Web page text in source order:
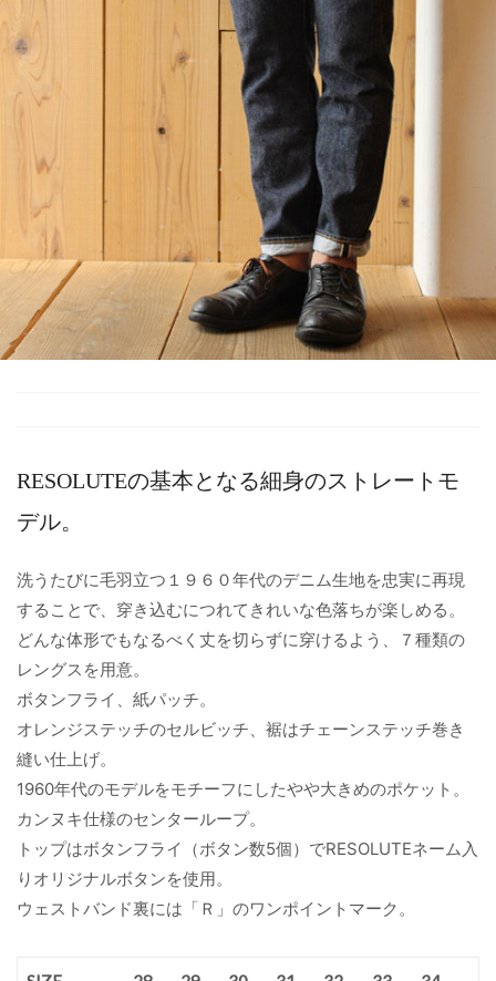
RESOLUTEの基本となる細身のストレートモ
デル。
洗うたびに毛羽立つ１９６０年代のデニム生地を忠実に再現
することで、穿き込むにつれてきれいな色落ちが楽しめる。
どんな体形でもなるべく丈を切らずに穿けるよう、７種類の
レングスを用意。
ボタンフライ、紙パッチ。
オレンジステッチのセルビッチ、裾はチェーンステッチ巻き
縫い仕上げ。
1960年代のモデルをモチーフにしたやや大きめのポケット。
カンヌキ仕様のセンターループ。
トップはボタンフライ（ボタン数5個）でRESOLUTEネーム入
りオリジナルボタンを使用。
ウェストバンド裏には「Ｒ」のワンポイントマーク。